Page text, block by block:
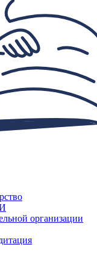
организации